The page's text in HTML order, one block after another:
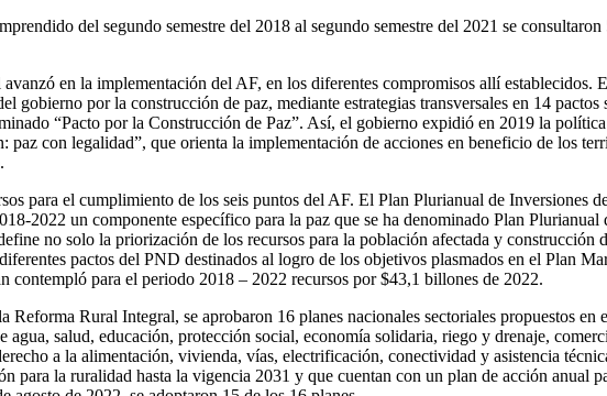
del segundo semestre del 2018 al segundo semestre del 2021 se consultaron
en la implementación del AF, en los diferentes compromisos allí establecidos.
gobierno por la construcción de paz, mediante estrategias transversales en 14 pactos
“Pacto por la Construcción de Paz”. Así, el gobierno expidió en 2019 la
paz con legalidad”, que orienta la implementación de acciones en beneficio de los
para el cumplimiento de los seis puntos del AF. El Plan Plurianual de Inversiones
2022 un componente específico para la paz que se ha denominado Plan Plurianual
no solo la priorización de los recursos para la población afectada y construcción
pactos del PND destinados al logro de los objetivos plasmados en el Plan
contempló para el periodo 2018 – 2022 recursos por $43,1 billones de 2022.
Reforma Rural Integral, se aprobaron 16 planes nacionales sectoriales propuestos en
agua, salud, educación, protección social, economía solidaria, riego y drenaje,
a la alimentación, vivienda, vías, electrificación, conectividad y asistencia
para la ruralidad hasta la vigencia 2031 y que cuentan con un plan de acción anual